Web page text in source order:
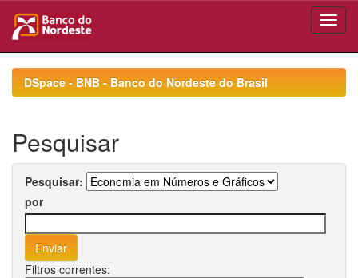
navigationDSpace - BNB - Banco do Nordeste do Brasil
Pesquisar
Pesquisar:
por
Filtros correntes: